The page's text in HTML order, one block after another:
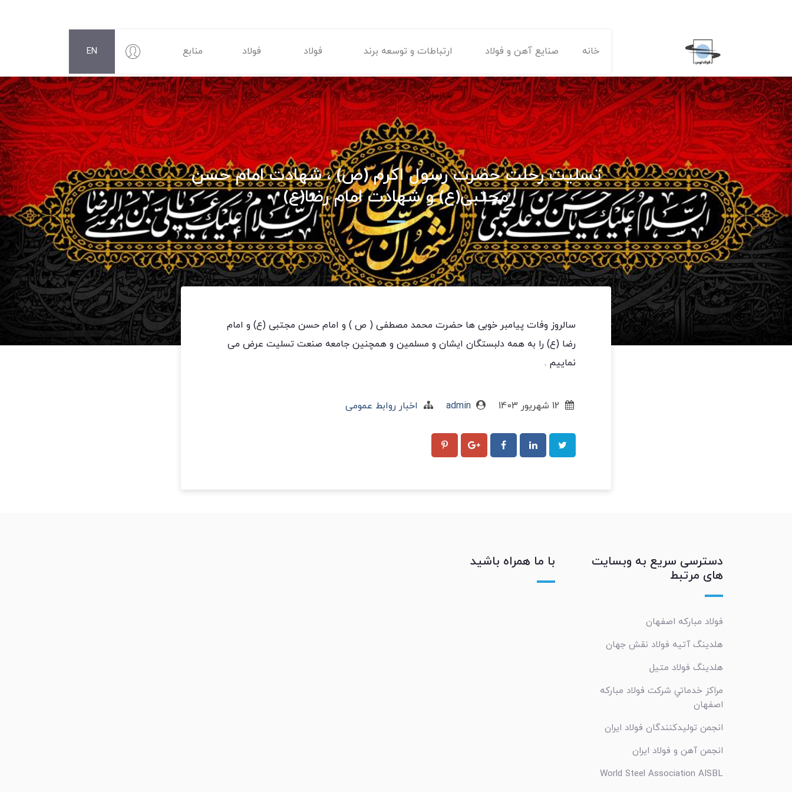
خانه صنایع آهن و فولاد
توس
ارتباطات و توسعه برند
سازمانی
فولاد
مبارکه
فولاد
متیل
منابع
انسانی
EN
تسلیت رحلت حضرت رسول اکرم (ص) ، شهادت امام حسن
مجتبی(ع) و شهادت امام رضا(ع)
سالروز وفات پیامبر خوبی ها حضرت محمد مصطفی ( ص ) و امام حسن مجتبی (ع) و امام
رضا (ع) را به همه دلبستگان ایشان و مسلمین و همچنین جامعه صنعت تسلیت عرض می
نماییم .
admin اخبار روابط عمومی
دسترسی سریع به وبسایت
های مرتبط
فولاد مبارکه اصفهان
هلدینگ آتیه فولاد نقش جهان
هلدینگ فولاد متیل
مراکز خدماتي شرکت فولاد مبارکه
اصفهان
انجمن تولیدکنندگان فولاد ایران
انجمن آهن و فولاد ایران
World Steel Association AISBL
با ما همراه باشید